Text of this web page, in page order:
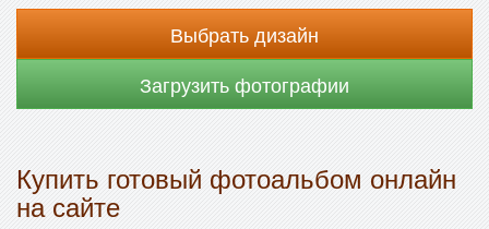
Выбрать дизайн
Загрузить фотографии
Купить готовый фотоальбом онлайн
на сайте